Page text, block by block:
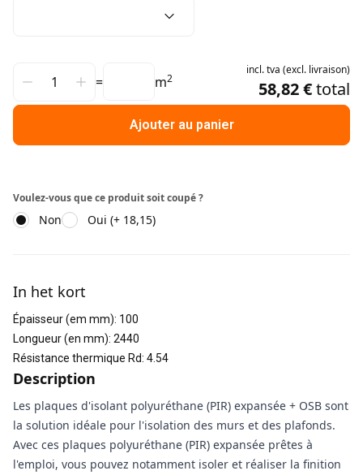
= m2
incl.tva (excl. livraison)
58,82 €total
Ajouter au panier
Voulez-vous que ce produit soit coupé ?
Non Oui (+ 18,15)
In het kort
Épaisseur (em mm): 100
Longueur (en mm): 2440
Résistance thermique Rd: 4.54
Description
Les plaques d'isolant polyuréthane (PIR) expansée + OSB sont
la solution idéale pour l'isolation des murs et des plafonds.
Avec ces plaques polyuréthane (PIR) expansée prêtes à
l'emploi, vous pouvez notamment isoler et réaliser la finition